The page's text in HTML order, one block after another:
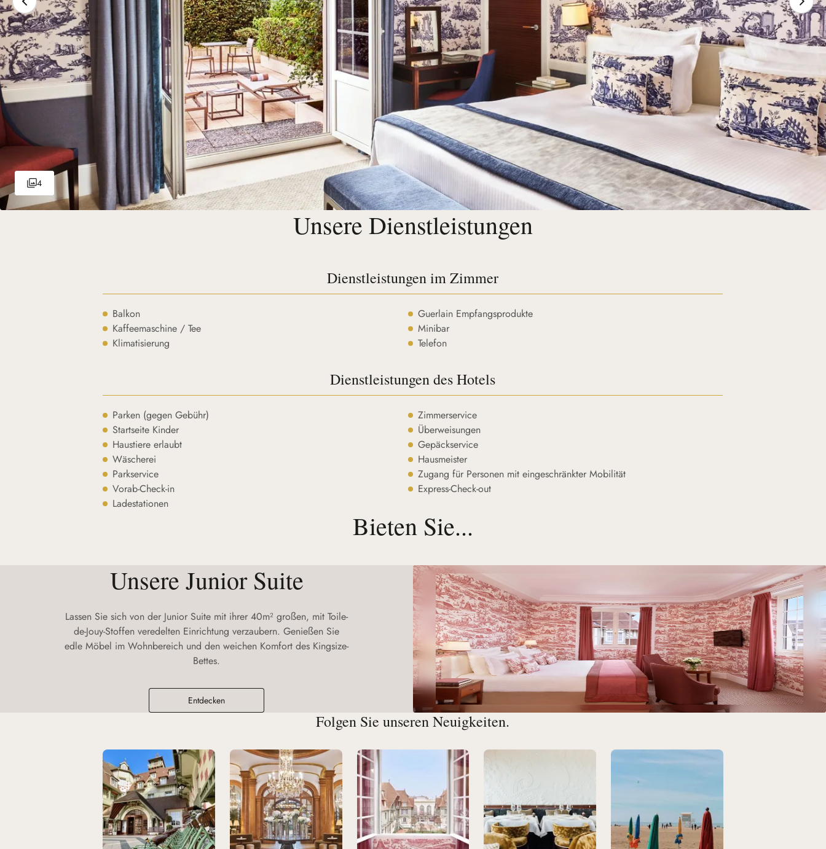
4
Unsere Dienstleistungen
Dienstleistungen im Zimmer
Balkon
Guerlain Empfangsprodukte
Kaffeemaschine / Tee
Minibar
Klimatisierung
Telefon
Dienstleistungen des Hotels
Parken (gegen Gebühr)
Zimmerservice
Startseite Kinder
Überweisungen
Haustiere erlaubt
Gepäckservice
Wäscherei
Hausmeister
Parkservice
Zugang für Personen mit eingeschränkter Mobilität
Vorab-Check-in
Express-Check-out
Ladestationen
Bieten Sie...
Unsere Junior Suite
Lassen Sie sich von der Junior Suite mit ihrer 40m² großen, mit Toile-
de-Jouy-Stoffen veredelten Einrichtung verzaubern. Genießen Sie
edle Möbel im Wohnbereich und den weichen Komfort des Kingsize-
Bettes.
Entdecken
Folgen Sie unseren Neuigkeiten.